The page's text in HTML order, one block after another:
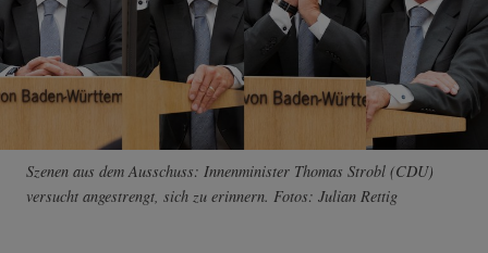
Szenen aus dem Ausschuss: Innenminister Thomas Strobl (CDU)
versucht angestrengt, sich zu erinnern. Fotos: Julian Rettig